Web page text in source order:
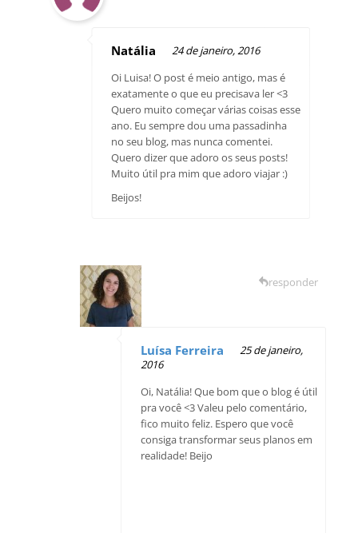
Natália
24 de janeiro, 2016
Oi Luisa! O post é meio antigo, mas é
exatamente o que eu precisava ler <3
Quero muito começar várias coisas esse
ano. Eu sempre dou uma passadinha
no seu blog, mas nunca comentei.
Quero dizer que adoro os seus posts!
Muito útil pra mim que adoro viajar :)
Beijos!
Luísa Ferreira
25 de janeiro,
2016
Oi, Natália! Que bom que o blog é útil
pra você <3 Valeu pelo comentário,
fico muito feliz. Espero que você
consiga transformar seus planos em
realidade! Beijo
responder